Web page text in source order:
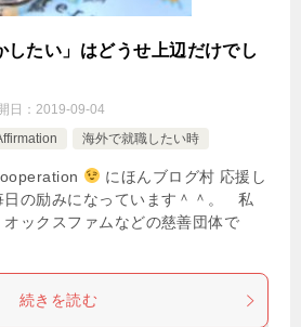
したい」はどうせ上辺だけでし
日： 2019-09-04
海外で就職したい時
にほんブログ村 応援し
日の励みになっています＾＾。 私
ックスファムなどの慈善団体で
続きを読む